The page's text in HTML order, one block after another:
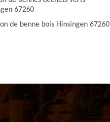
67260
de benne bois Hinsingen 67260